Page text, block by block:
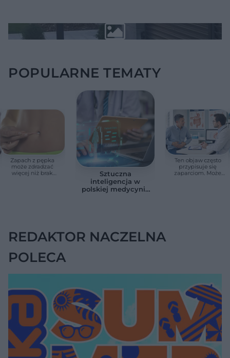
POPULARNE TEMATY
Zapach z pępka
może zdradzać
więcej niż brak
Sztuczna
inteligencja w
polskiej medycynie
Ten objaw często
przypisuje się
zaparciom. Może
REDAKTOR NACZELNA
POLECA